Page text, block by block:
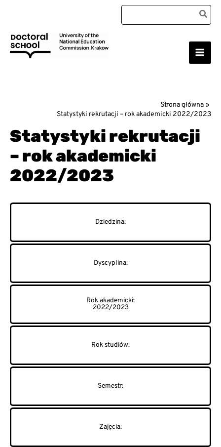
Search
for:
Main
Strona główna
Statystyki rekrutacji – rok akademicki 2022/2023
Statystyki rekrutacji
– rok akademicki
2022/2023
2022/2023